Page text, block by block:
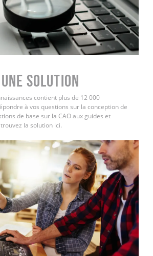
solution
contient plus de 12 000
à vos questions sur la conception de
de base sur la CAO aux guides et
la solution ici.